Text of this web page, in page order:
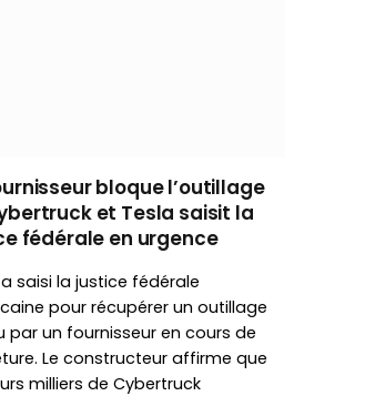
bloque l’outillage
et Tesla saisit la
fédérale en urgence
saisi la justice fédérale
pour récupérer un outillage
par un fournisseur en cours de
Le constructeur affirme que
milliers de Cybertruck